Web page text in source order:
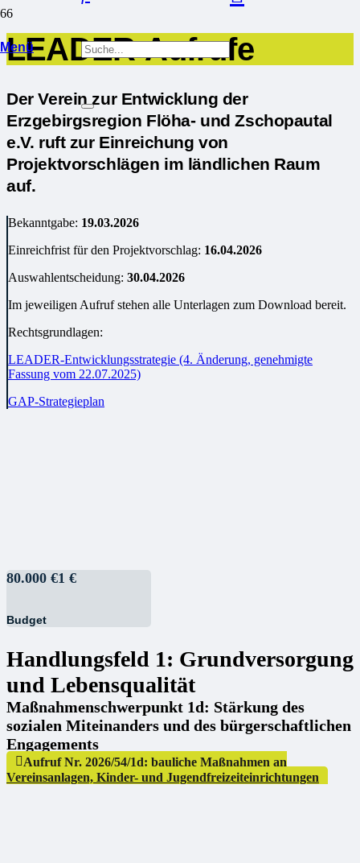
Menü
LEADER-Aufrufe
Der Verein zur Entwicklung der
Erzgebirgsregion Flöha- und Zschopautal
e.V. ruft zur Einreichung von
Projektvorschlägen im ländlichen Raum
auf.
Bekanntgabe: 19.03.2026
Einreichfrist für den Projektvorschlag: 16.04.2026
Auswahlentscheidung: 30.04.2026
Im jeweiligen Aufruf stehen alle Unterlagen zum Download bereit.
Rechtsgrundlagen:
LEADER-Entwicklungsstrategie (4. Änderung, genehmigte
Fassung vom 22.07.2025)
GAP-Strategieplan
80.000 €1 €
Budget
Handlungsfeld 1: Grundversorgung
und Lebensqualität
Maßnahmenschwerpunkt 1d: Stärkung des
sozialen Miteinanders und des bürgerschaftlichen
Engagements
Aufruf Nr. 2026/54/1d: bauliche Maßnahmen an
Vereinsanlagen, Kinder- und Jugendfreizeiteinrichtungen